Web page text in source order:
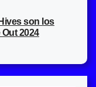
son los
2024